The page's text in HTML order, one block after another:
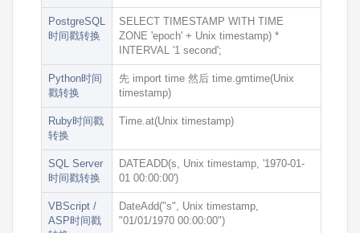
PostgreSQL
时间戳转换
SELECT TIMESTAMP WITH TIME
ZONE 'epoch' + Unix timestamp) *
INTERVAL '1 second';
Python时间
戳转换
先 import time 然后 time.gmtime(Unix
timestamp)
Ruby时间戳
转换
Time.at(Unix timestamp)
SQL Server
时间戳转换
DATEADD(s, Unix timestamp, '1970-01-
01 00:00:00')
VBScript /
ASP时间戳
DateAdd("s", Unix timestamp,
"01/01/1970 00:00:00")